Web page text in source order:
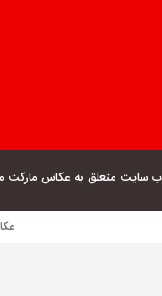
سایت متعلق به عکاس مارکت